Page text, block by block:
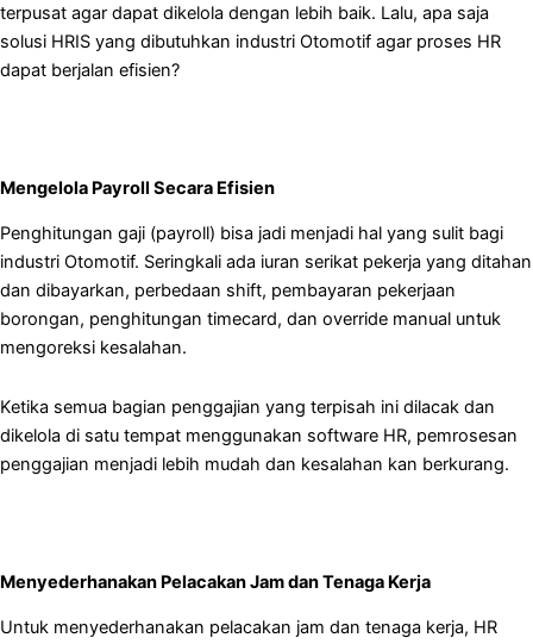
terpusat agar dapat dikelola dengan lebih baik. Lalu, apa saja
solusi HRIS yang dibutuhkan industri Otomotif agar proses HR
dapat berjalan efisien?
Mengelola Payroll Secara Efisien
Penghitungan gaji (payroll) bisa jadi menjadi hal yang sulit bagi
industri Otomotif. Seringkali ada iuran serikat pekerja yang ditahan
dan dibayarkan, perbedaan shift, pembayaran pekerjaan
borongan, penghitungan timecard, dan override manual untuk
mengoreksi kesalahan.
Ketika semua bagian penggajian yang terpisah ini dilacak dan
dikelola di satu tempat menggunakan software HR, pemrosesan
penggajian menjadi lebih mudah dan kesalahan kan berkurang.
Menyederhanakan Pelacakan Jam dan Tenaga Kerja
Untuk menyederhanakan pelacakan jam dan tenaga kerja, HR